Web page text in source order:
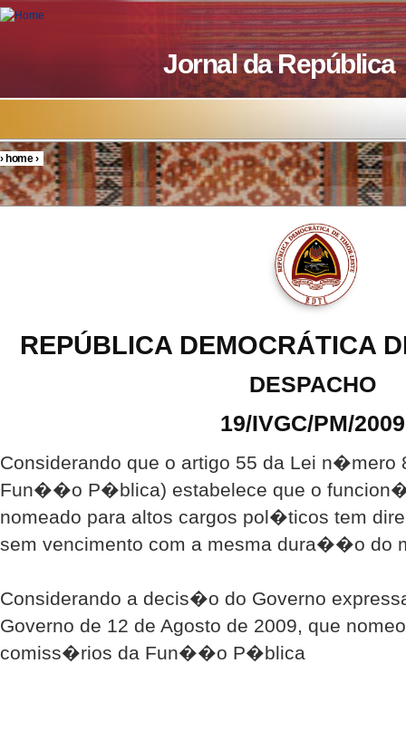
Skip to main content
Jornal da República
You are here
›home›
REPÚBLICA DEMOCRÁTICA
DESPACHO
19/IVGC/PM/2009
Considerando que o artigo 55 da Lei n�mero
Fun��o P�blica) estabelece que o
nomeado para altos cargos pol�ticos tem
sem vencimento com a mesma dura��o do
Considerando a decis�o do Governo
Governo de 12 de Agosto de 2009, que
comiss�rios da Fun��o P�blica